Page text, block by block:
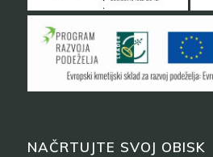
NAČRTUJTE SVOJ OBISK